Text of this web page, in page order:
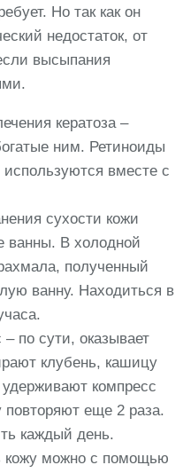
Но так как он
недостаток, от
высыпания
кератоза –
ним. Ретиноиды
вместе с
сухости кожи
ванны. В холодной
полученный
ванну. Находиться в
по сути, оказывает
клубень, кашицу
компресс
повторяют еще 2 раза.
каждый день.
кожу можно с помощью